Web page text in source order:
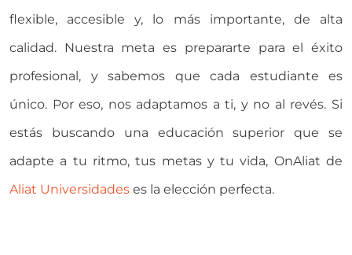
flexible, accesible y, lo más importante, de alta
calidad. Nuestra meta es prepararte para el éxito
profesional, y sabemos que cada estudiante es
único. Por eso, nos adaptamos a ti, y no al revés. Si
estás buscando una educación superior que se
adapte a tu ritmo, tus metas y tu vida, OnAliat de
Aliat Universidades es la elección perfecta.